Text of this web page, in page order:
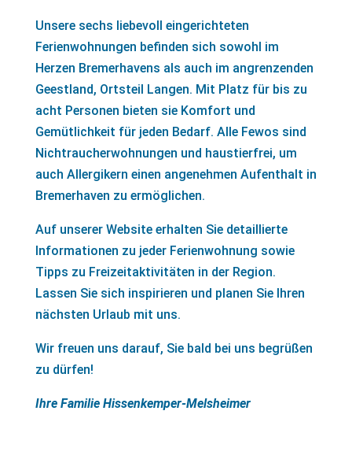
Unsere sechs liebevoll eingerichteten
Ferienwohnungen befinden sich sowohl im
Herzen Bremerhavens als auch im angrenzenden
Geestland, Ortsteil Langen. Mit Platz für bis zu
acht Personen bieten sie Komfort und
Gemütlichkeit für jeden Bedarf. Alle Fewos sind
Nichtraucherwohnungen und haustierfrei, um
auch Allergikern einen angenehmen Aufenthalt in
Bremerhaven zu ermöglichen.
Auf unserer Website erhalten Sie detaillierte
Informationen zu jeder Ferienwohnung sowie
Tipps zu Freizeitaktivitäten in der Region.
Lassen Sie sich inspirieren und planen Sie Ihren
nächsten Urlaub mit uns.
Wir freuen uns darauf, Sie bald bei uns begrüßen
zu dürfen!
Ihre Familie Hissenkemper-Melsheimer